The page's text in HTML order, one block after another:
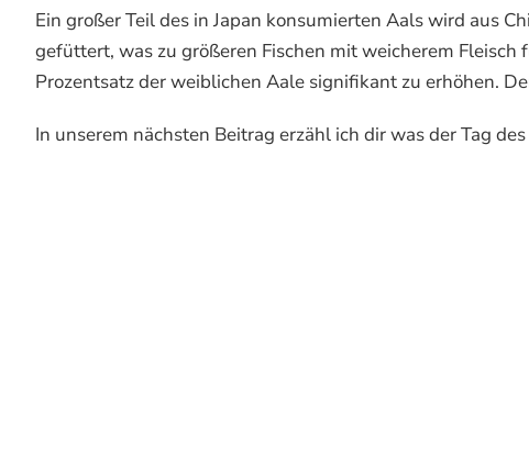
Ein großer Teil des in Japan konsumierten Aals wird aus
gefüttert, was zu größeren Fischen mit weicherem
Prozentsatz der weiblichen Aale signifikant zu erhöhen.
In unserem nächsten Beitrag erzähl ich dir was der Tag